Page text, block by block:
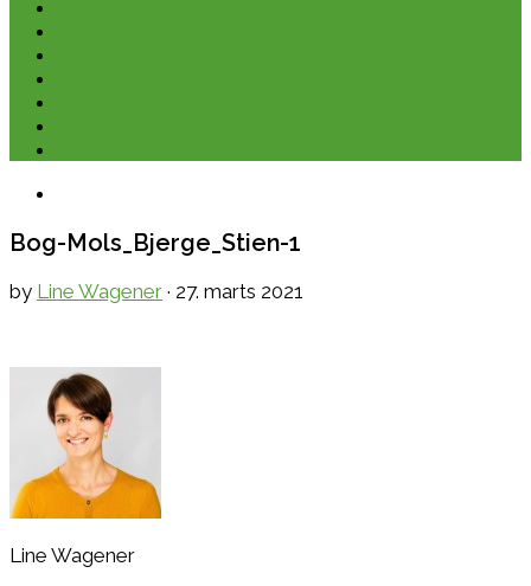
Bog-Mols_Bjerge_Stien-1
by Line Wagener · 27. marts 2021
Line Wagener